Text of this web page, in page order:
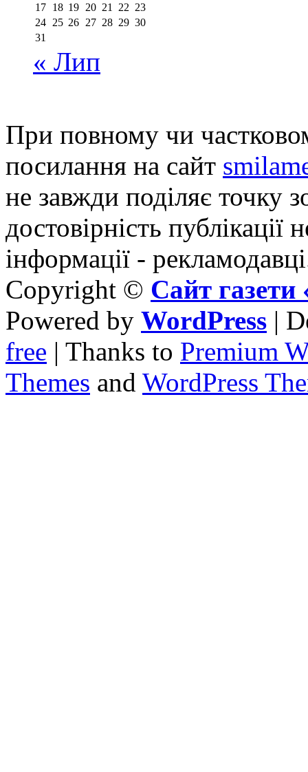
17 18 19 20 21 22 23
24 25 26 27 28 29 30
31
« Лип
При повному чи
посилання на сайт
не завжди поділяє точку
достовірність публікації
інформації -
Copyright © Сайт
Powered by WordPress |
free | Thanks to Premium
Themes and WordPress